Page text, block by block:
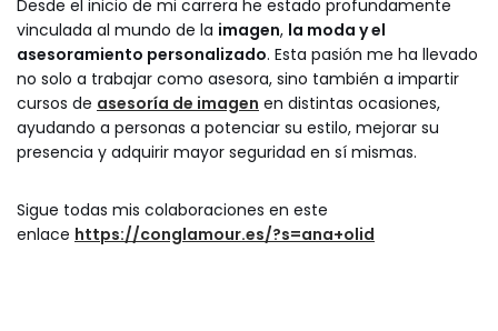
Desde el inicio de mi carrera he estado profundamente
vinculada al mundo de la imagen, la moda y el
asesoramiento personalizado. Esta pasión me ha llevado
no solo a trabajar como asesora, sino también a impartir
cursos de asesoría de imagen en distintas ocasiones,
ayudando a personas a potenciar su estilo, mejorar su
presencia y adquirir mayor seguridad en sí mismas.
Sigue todas mis colaboraciones en este
enlace https://conglamour.es/?s=ana+olid